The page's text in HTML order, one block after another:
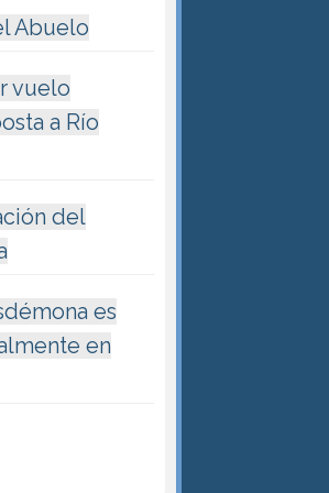
Abuelo
vuelo
a Río
del
es
en